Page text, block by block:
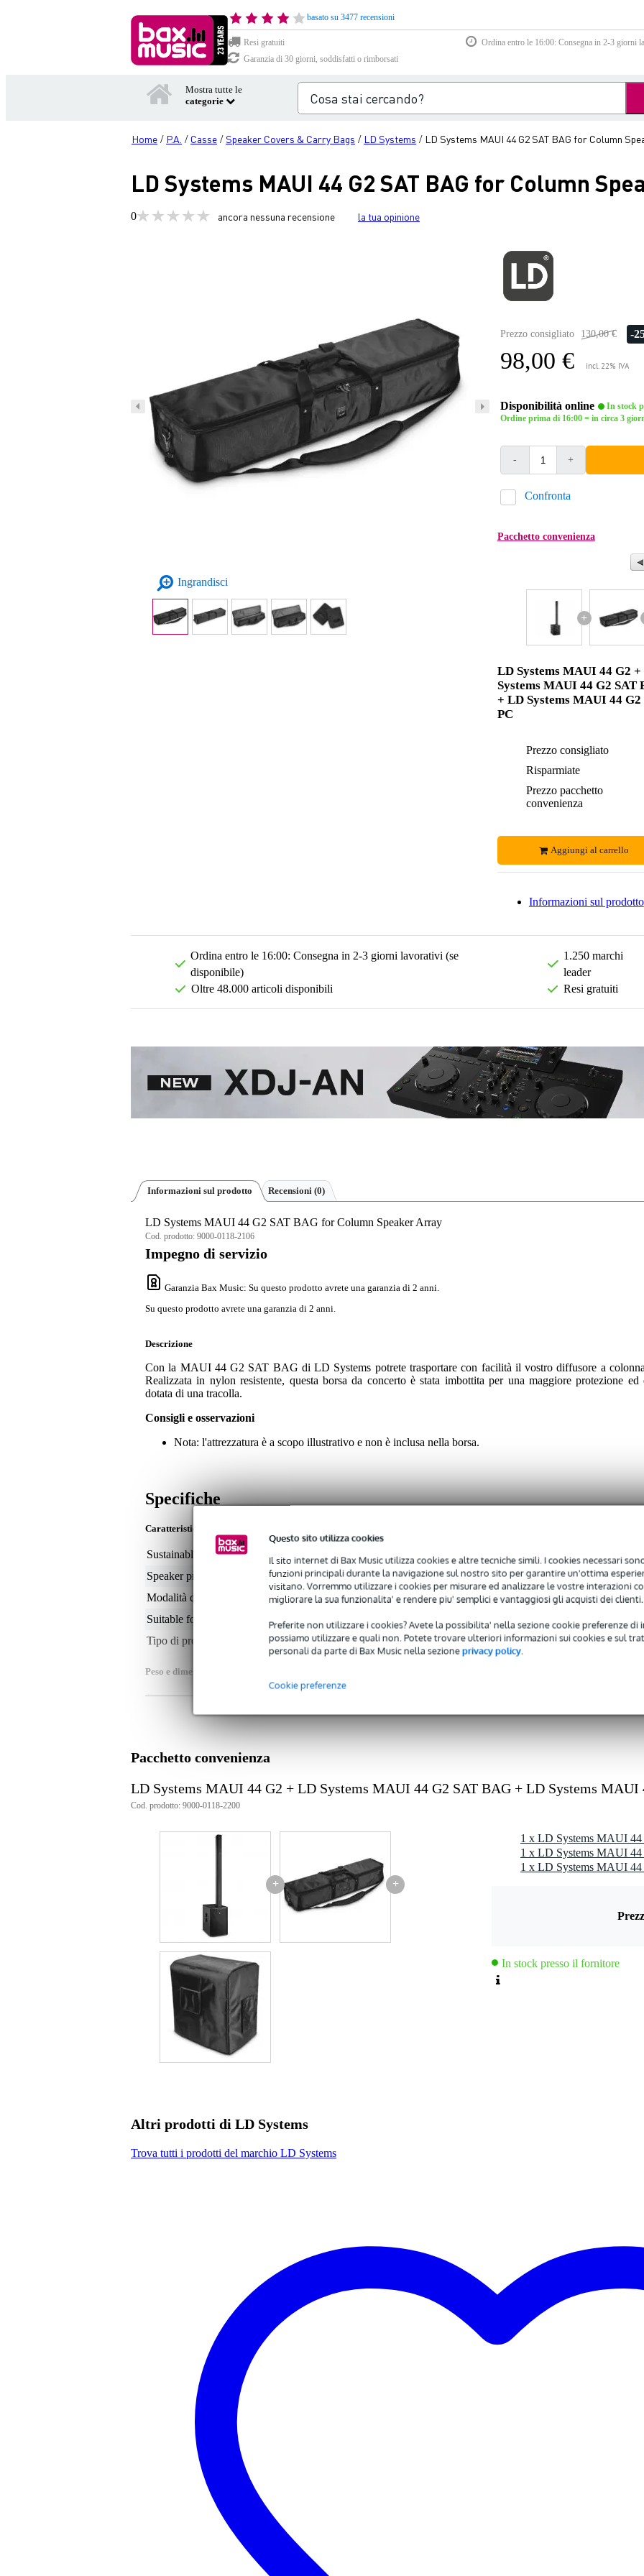
Questo sito utilizza cookies
Il sito internet di Bax Music utilizza cookies e altre tecniche simili. I cookies necessari
funzioni principali durante la navigazione sul nostro sito per garantire un'ottima
visitano. Vorremmo utilizzare i cookies per misurare ed analizzare le vostre interazioni
migliorare la sua funzionalita' e rendere piu' semplici e vantaggiosi gli acquisti dei clienti.
Preferite non utilizzare i cookies? Avete la possibilita' nella sezione cookie preferenze di
possiamo utilizzare e quali non. Potete trovare ulteriori informazioni sui cookies e sul
personali da parte di Bax Music nella sezioneprivacy policy.
Cookie preferenze
basato su 3477 recensioni
Resi gratuiti
Ordina entro le 16:00: Consegna in 2-3 giorni
Garanzia di 30 giorni, soddisfatti o rimborsati
Mostra tutte le
categorie
Home / P.A. / Casse /Speaker Covers & Carry Bags / LD Systems / LD Systems MAUI 44 G2 SAT BAG for Column
LD Systems MAUI 44 G2 SAT BAG for Column
0 ancora nessuna recensione la tua opinione
Ingrandisci
Prezzo consigliato 130,00 € -
98,00 € incl. 22% IVA
Disponibilità online
In stock
Ordine prima di 16:00 = in circa 3
- +
Confronta
Pacchetto convenienza
+
LD Systems MAUI 44 G2
Systems MAUI 44 G2 SAT
+ LD Systems MAUI 44 G2
PC
Prezzo consigliato
Risparmiate
Prezzo pacchetto
convenienza
Aggiungi al carrello
Informazioni sul prodotto
Ordina entro le 16:00: Consegna in 2-3 giorni lavorativi (se
disponibile)
Oltre 48.000 articoli disponibili
1.250 marchi
leader
Resi gratuiti
Informazioni sul prodotto Recensioni (0)
LD Systems MAUI 44 G2 SAT BAG for Column Speaker Array
Cod. prodotto: 9000-0118-2106
Impegno di servizio
Garanzia Bax Music: Su questo prodotto avrete una garanzia di 2 anni.
Su questo prodotto avrete una garanzia di 2 anni.
Descrizione
Con la MAUI 44 G2 SAT BAG di LD Systems potrete trasportare con facilità il vostro diffusore a
Realizzata in nylon resistente, questa borsa da concerto è stata imbottita per una maggiore protezione ed
dotata di una tracolla.
Consigli e osservazioni
Nota: l'attrezzatura è a scopo illustrativo e non è inclusa nella borsa.
Specifiche
Caratteristiche
Sustainable product
not specified
Speaker protection type
speaker system
Modalità di trasporto
tracolla
Suitable for during use
Tipo di protezione
borsa
Peso e dimensioni imballaggio incluso
Peso(imballaggio incluso)
Dimensioni(imballaggio incluso) 9,5 x 32,0 x 15,0 cm
Specifiche
fodera: 8 mm
dimensioni: 92 x 24 x 16 cm
peso: 1,2 kg
Pacchetto convenienza
LD Systems MAUI 44 G2 + LD Systems MAUI 44 G2 SAT BAG + LD Systems MAUI
Cod. prodotto: 9000-0118-2200
+ +
1 x LD Systems MAUI 44
In stock presso il fornitore
Altri prodotti di LD Systems
Trova tutti i prodotti del marchio LD Systems